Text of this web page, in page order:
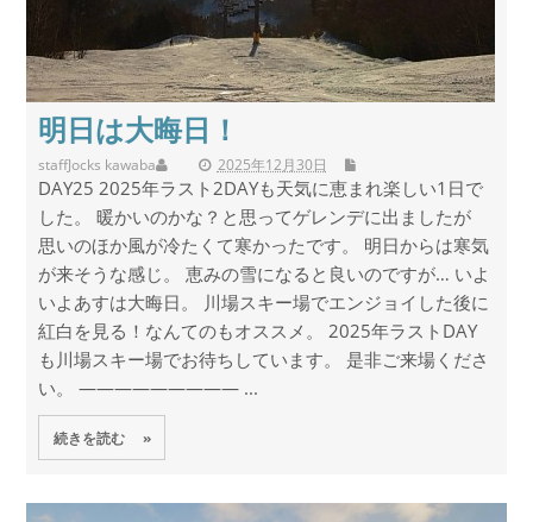
明日は大晦日！
staff 2025年12月30日
Jocks kawaba
DAY25 2025年ラスト2DAYも天気に恵まれ楽しい1日で
した。 暖かいのかな？と思ってゲレンデに出ましたが
思いのほか風が冷たくて寒かったです。 明日からは寒気
が来そうな感じ。 恵みの雪になると良いのですが… いよ
いよあすは大晦日。 川場スキー場でエンジョイした後に
紅白を見る！なんてのもオススメ。 2025年ラストDAY
も川場スキー場でお待ちしています。 是非ご来場くださ
い。 ————————— ...
続きを読む »